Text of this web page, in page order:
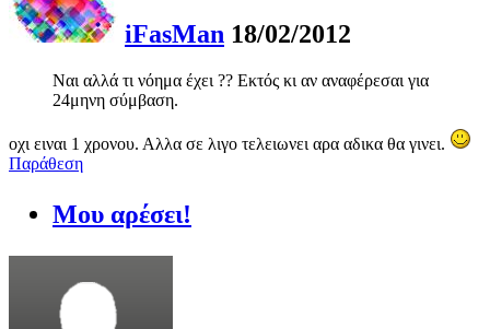
iFasMan 18/02/2012
Ναι αλλά τι νόημα έχει ?? Εκτός κι αν αναφέρεσαι για
24μηνη σύμβαση.
οχι ειναι 1 χρονου. Αλλα σε λιγο τελειωνει αρα αδικα θα γινει.
Παράθεση
Μου αρέσει!